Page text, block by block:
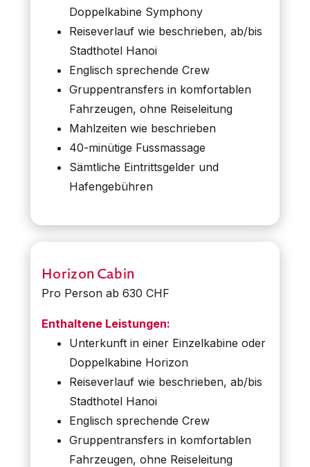
Doppelkabine Symphony
Reiseverlauf wie beschrieben, ab/bis
Stadthotel Hanoi
Englisch sprechende Crew
Gruppentransfers in komfortablen
Fahrzeugen, ohne Reiseleitung
Mahlzeiten wie beschrieben
40-minütige Fussmassage
Sämtliche Eintrittsgelder und
Hafengebühren
Horizon Cabin
Pro Person ab 630 CHF
Enthaltene Leistungen:
Unterkunft in einer Einzelkabine oder
Doppelkabine Horizon
Reiseverlauf wie beschrieben, ab/bis
Stadthotel Hanoi
Englisch sprechende Crew
Gruppentransfers in komfortablen
Fahrzeugen, ohne Reiseleitung